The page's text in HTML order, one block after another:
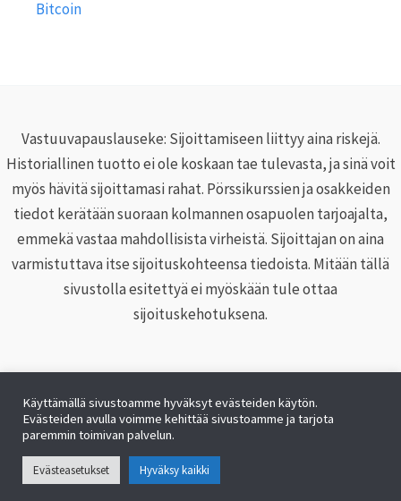
Bitcoin
Vastuuvapauslauseke: Sijoittamiseen liittyy aina riskejä.
Historiallinen tuotto ei ole koskaan tae tulevasta, ja sinä voit
myös hävitä sijoittamasi rahat. Pörssikurssien ja osakkeiden
tiedot kerätään suoraan kolmannen osapuolen tarjoajalta,
emmekä vastaa mahdollisista virheistä. Sijoittajan on aina
varmistuttava itse sijoituskohteensa tiedoista. Mitään tällä
sivustolla esitettyä ei myöskään tule ottaa
sijoituskehotuksena.
Copyright © 2026 Pörssikurssit.net |
tietosuojakäytäntö|Ota yhteyttä
Käyttämällä sivustoamme hyväksyt evästeiden käytön.
Evästeiden avulla voimme kehittää sivustoamme ja tarjota
paremmin toimivan palvelun.
Evästeasetukset Hyväksy kaikki